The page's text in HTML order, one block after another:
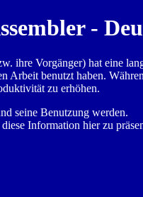
-
ihre Vorgänger) hat eine
Arbeit benutzt haben.
zu erhöhen.
seine Benutzung werden.
Information hier zu